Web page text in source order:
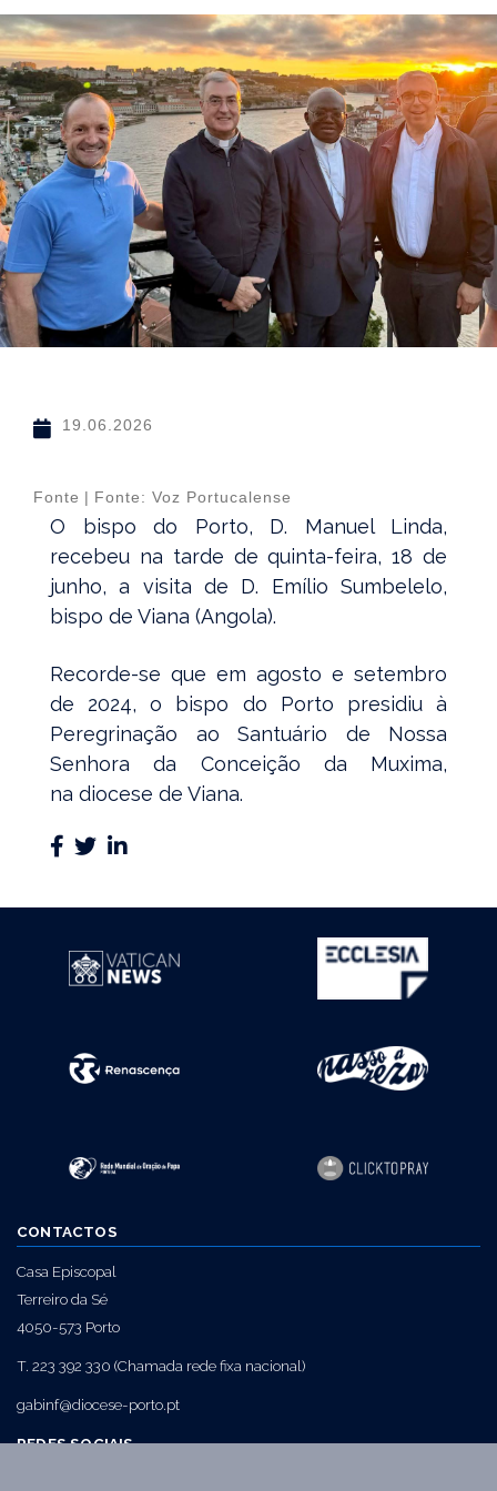
19.06.2026
Fonte | Fonte: Voz Portucalense
O bispo do Porto, D. Manuel Linda,
recebeu na tarde de quinta-feira, 18 de
junho, a visita de D. Emílio Sumbelelo,
bispo de Viana (Angola).
Recorde-se que em agosto e setembro
de 2024, o bispo do Porto presidiu à
Peregrinação ao Santuário de Nossa
Senhora da Conceição da Muxima,
na diocese de Viana.
CONTACTOS
Casa Episcopal
Terreiro da Sé
4050-573 Porto
T. 223 392 330 (Chamada rede fixa nacional)
gabinf@diocese-porto.pt
REDES SOCIAIS